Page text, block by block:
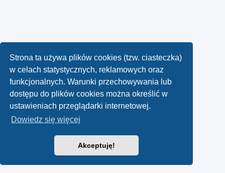
Strona ta używa plików cookies (tzw. ciasteczka)
w celach statystycznych, reklamowych oraz
funkcjonalnych. Warunki przechowywania lub
dostępu do plików cookies można określić w
ustawieniach przeglądarki internetowej.
Dowiedz się więcej
Akceptuję!